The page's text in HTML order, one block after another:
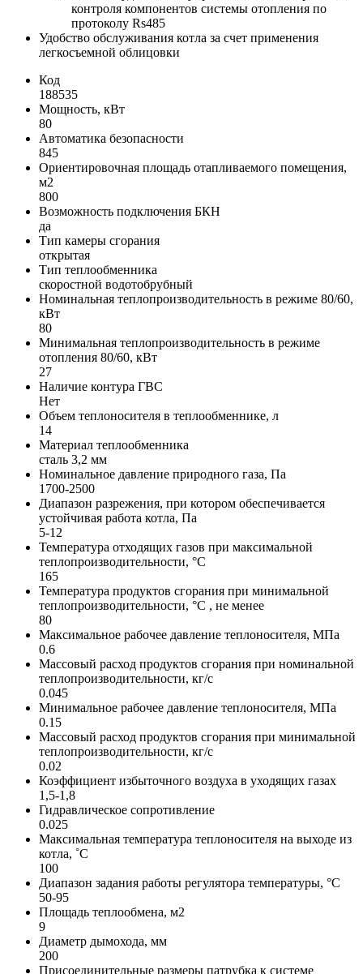
контроля компонентов системы отопления по
протоколу Rs485
Удобство обслуживания котла за счет применения
легкосъемной облицовки
Код
188535
Мощность, кВт
80
Автоматика безопасности
845
Ориентировочная площадь отапливаемого помещения,
м2
800
Возможность подключения БКН
да
Тип камеры сгорания
открытая
Тип теплообменника
скоростной водотобрубный
Номинальная теплопроизводительность в режиме 80/60,
кВт
80
Минимальная теплопроизводительность в режиме
отопления 80/60, кВт
27
Наличие контура ГВС
Нет
Объем теплоносителя в теплообменнике, л
14
Материал теплообменника
сталь 3,2 мм
Номинальное давление природного газа, Па
1700-2500
Диапазон разрежения, при котором обеспечивается
устойчивая работа котла, Па
5-12
Температура отходящих газов при максимальной
теплопроизводительности, °С
165
Температура продуктов сгорания при минимальной
теплопроизводительности, °С , не менее
80
Максимальное рабочее давление теплоносителя, МПа
0.6
Массовый расход продуктов сгорания при номинальной
теплопроизводительности, кг/с
0.045
Минимальное рабочее давление теплоносителя, МПа
0.15
Массовый расход продуктов сгорания при минимальной
теплопроизводительности, кг/с
0.02
Коэффициент избыточного воздуха в уходящих газах
1,5-1,8
Гидравлическое сопротивление
0.025
Максимальная температура теплоносителя на выходе из
котла, ˚С
100
Диапазон задания работы регулятора температуры, °С
50-95
Площадь теплообмена, м2
9
Диаметр дымохода, мм
200
Присоединительные размеры патрубка к системе